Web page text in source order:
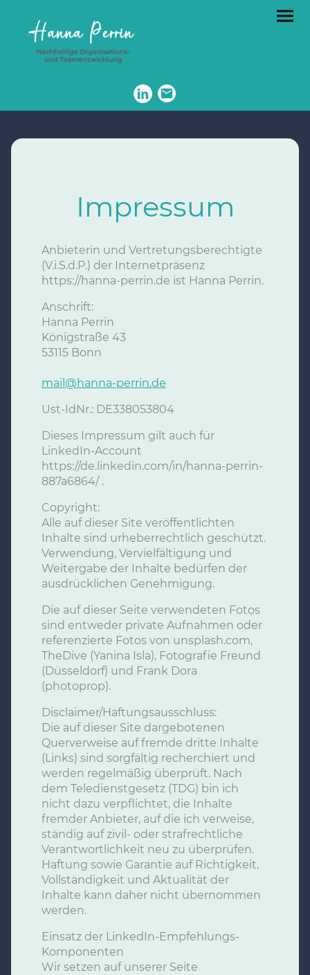
Impressum
Anbieterin und Vertretungsberechtigte
(V.i.S.d.P.) der Internetpräsenz
https://hanna-perrin.de ist Hanna Perrin.
Anschrift:
Hanna Perrin
Königstraße 43
53115 Bonn
mail@hanna-perrin.de
Ust-IdNr.: DE338053804
Dieses Impressum gilt auch für
LinkedIn-Account
https://de.linkedin.com/in/hanna-perrin-
887a6864/ .
Copyright:
Alle auf dieser Site veröffentlichten
Inhalte sind urheberrechtlich geschützt.
Verwendung, Vervielfältigung und
Weitergabe der Inhalte bedürfen der
ausdrücklichen Genehmigung.
Die auf dieser Seite verwendeten Fotos
sind entweder private Aufnahmen oder
referenzierte Fotos von unsplash.com,
TheDive (Yanina Isla), Fotografie Freund
(Düsseldorf) und Frank Dora
(photoprop).
Disclaimer/Haftungsausschluss:
Die auf dieser Site dargebotenen
Querverweise auf fremde dritte Inhalte
(Links) sind sorgfältig recherchiert und
werden regelmäßig überprüft. Nach
dem Teledienstgesetz (TDG) bin ich
nicht dazu verpflichtet, die Inhalte
fremder Anbieter, auf die ich verweise,
ständig auf zivil- oder strafrechtliche
Verantwortlichkeit neu zu überprüfen.
Haftung sowie Garantie auf Richtigkeit,
Vollständigkeit und Aktualität der
Inhalte kann daher nicht übernommen
werden.
Einsatz der LinkedIn-Empfehlungs-
Komponenten
Wir setzen auf unserer Seite